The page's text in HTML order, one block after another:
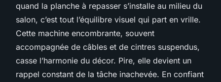
quand la planche à repasser s’installe au milieu du
salon, c’est tout l’équilibre visuel qui part en vrille.
Cette machine encombrante, souvent
accompagnée de câbles et de cintres suspendus,
casse l’harmonie du décor. Pire, elle devient un
rappel constant de la tâche inachevée. En confiant